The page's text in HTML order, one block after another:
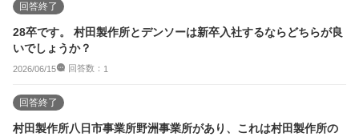
回答終了
28卒です。 村田製作所とデンソーは新卒入社するならどちらが良
いでしょうか？
2026/06/15 回答数： 1
回答終了
村田製作所八日市事業所野洲事業所があり、これは村田製作所の